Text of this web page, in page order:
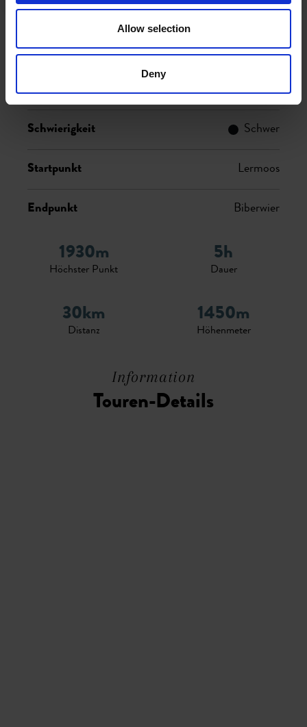
Allow selection
Deny
Daten
Touren-Eigenschaften
Sportarten Enduro Touren
Schwierigkeit Schwer
Startpunkt Lermoos
Endpunkt Biberwier
1930m
Höchster Punkt
5h
Dauer
30km
Distanz
1450m
Höhenmeter
Information
Touren-Details